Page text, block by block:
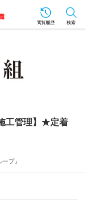
閲覧履歴 検索
工管理】★定着
プ』